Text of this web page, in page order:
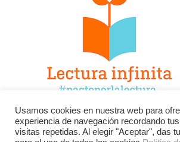
Facebook Twitter
Instagram
Usamos cookies en nuestra web para
experiencia de navegación recordando
visitas repetidas. Al elegir "Aceptar", das